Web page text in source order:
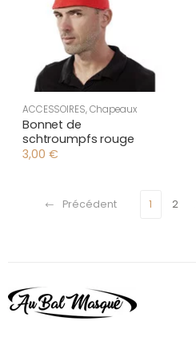
ACCESSOIRES,Chapeaux
Bonnet de
schtroumpfs rouge
3,00 €
Précédent 1 2